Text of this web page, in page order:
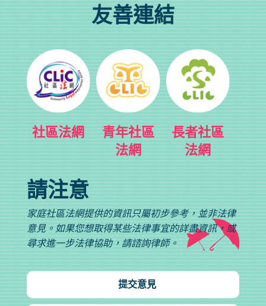
友善連結
社區法網
青年社區
法網
長者社區
法網
請注意
家庭社區法網提供的資訊只屬初步參考，並非法律
意見。如果您想取得某些法律事宜的詳盡資訊，或
尋求進一步法律協助，請諮詢律師。
提交意見